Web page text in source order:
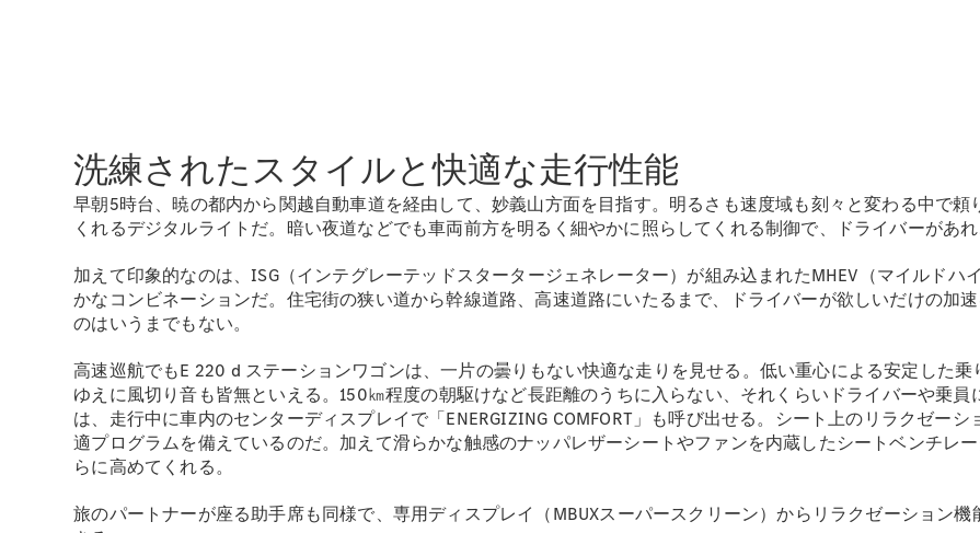
All
Stationwagon
CLA
Shooting
Brake
New電気
Shooting
Brake
C-Class
Stationwagon
C-Class All-
Stationwagon
洗練されたスタイルと快適な走行性能
早朝5時台、暁の都内から関越自動車道を経由して、妙義山方面を目指す。明るさも速度域も刻々と変わる中で
くれるデジタルライトだ。暗い夜道などでも車両前方を明るく細やかに照らしてくれる制御で、ドライバーがあ
加えて印象的なのは、ISG（インテグレーテッドスタータージェネレーター）が組み込まれたMHEV（マイルドハ
かなコンビネーションだ。住宅街の狭い道から幹線道路、高速道路にいたるまで、ドライバーが欲しいだけの加
のはいうまでもない。
高速巡航でもE 220 d ステーションワゴンは、一片の曇りもない快適な走りを見せる。低い重心による安定した
ゆえに風切り音も皆無といえる。150㎞程度の朝駆けなど長距離のうちに入らない、それくらいドライバーや乗
は、走行中に車内のセンターディスプレイで「ENERGIZING COMFORT」も呼び出せる。シート上のリラクゼー
適プログラムを備えているのだ。加えて滑らかな触感のナッパレザーシートやファンを内蔵したシートベンチレ
らに高めてくれる。
旅のパートナーが座る助手席も同様で、専用ディスプレイ（MBUXスーパースクリーン）からリラクゼーション